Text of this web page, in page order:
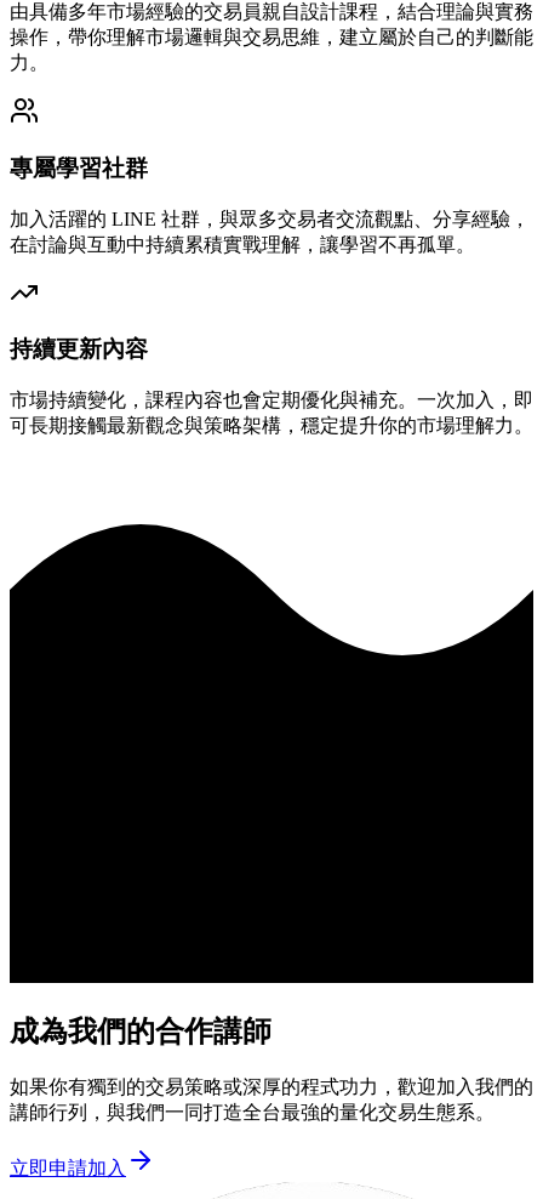
由具備多年市場經驗的交易員親自設計課程，結合理論與實務
操作，帶你理解市場邏輯與交易思維，建立屬於自己的判斷能
力。
專屬學習社群
加入活躍的 LINE 社群，與眾多交易者交流觀點、分享經驗，
在討論與互動中持續累積實戰理解，讓學習不再孤單。
持續更新內容
市場持續變化，課程內容也會定期優化與補充。一次加入，即
可長期接觸最新觀念與策略架構，穩定提升你的市場理解力。
成為我們的合作講師
如果你有獨到的交易策略或深厚的程式功力，歡迎加入我們的
講師行列，與我們一同打造全台最強的量化交易生態系。
立即申請加入